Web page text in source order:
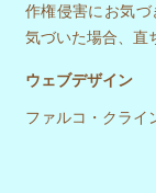
作権侵害にお気
気づいた場合、直
ウェブデザイン
ファルコ・クライ